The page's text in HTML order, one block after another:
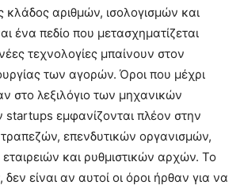
κλάδος αριθμών, ισολογισμών και
ένα πεδίο που μετασχηματίζεται
τεχνολογίες μπαίνουν στον
των αγορών. Όροι που μέχρι
στο λεξιλόγιο των μηχανικών
startups εμφανίζονται πλέον στην
επενδυτικών οργανισμών,
και ρυθμιστικών αρχών. Το
είναι αν αυτοί οι όροι ήρθαν για να